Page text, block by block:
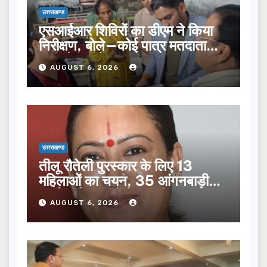
उत्तराखण्ड
एसआईआर शिविरों का डीएम ने किया
निरीक्षण, बोले—कोई पात्र मतदाता
सूची से न छूटे…
AUGUST 6, 2026
उत्तराखण्ड
तीलू रौतेली पुरस्कार के लिए 13
महिलाओं का चयन, 35 आंगनबाड़ी
कार्यकर्तियां भी होंगी सम्मानित…
AUGUST 6, 2026